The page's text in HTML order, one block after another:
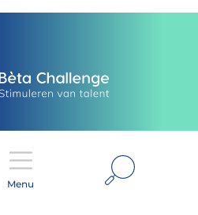
Menu
Zoeken